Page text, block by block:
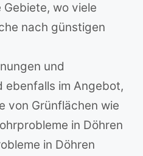
wo viele
nach günstigen
und
ebenfalls im Angebot,
von Grünflächen wie
in Döhren
in Döhren